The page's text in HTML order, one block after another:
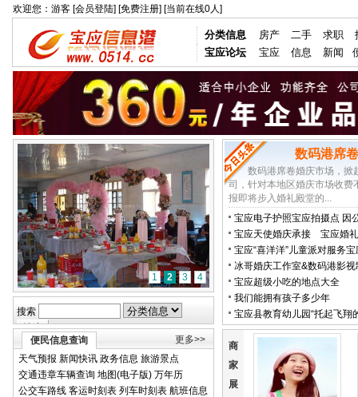
欢迎您：游客 [会员登陆] [免费注册] [当前在线0人]
分类信息 房产 二手 求职
宝应论坛
宝应 信息 新闻
1 2 3 4
搜索
更多>>
便民信息查询
天气预报 新闻快讯 政务信息 旅游景点
交通违章车辆查询 地图(电子版) 万年历
公交车路线 客运时刻表 列车时刻表 航班信息
数码港席
数码港席卷婚庆市场，
司，针对本地区婚庆市场收费
报即将步入婚礼殿堂的...
宝应电子护照宝应拍摄点 因
护照 数字相片 宝应拍摄点
宝应天使婚庆承接 宝应婚
宝应企业集团庆典演出
宝应“喜洋洋”儿童派对服务
最久的团队
冰哥婚庆工作室&数码港影视
心联袂打造时尚婚庆
宝应超级小吃的地点大全
我们能拥有孩子多少年
宝应县教育幼儿园“托起飞翔
膀”汇报演出
商
家
展